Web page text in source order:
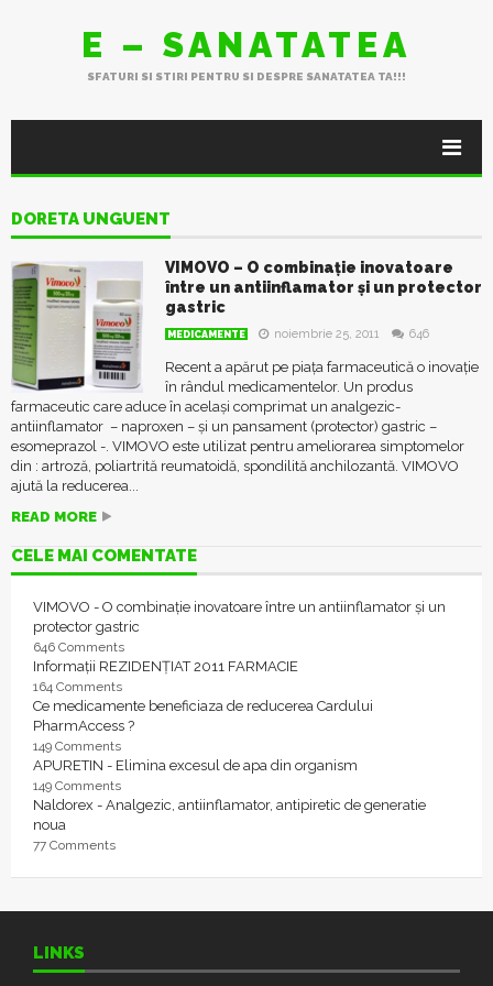
E – SANATATEA
SFATURI SI STIRI PENTRU SI DESPRE SANATATEA TA!!!
DORETA UNGUENT
VIMOVO – O combinație inovatoare
între un antiinflamator și un protector
gastric
MEDICAMENTE noiembrie 25, 2011 646
Recent a apărut pe piața farmaceutică o inovație
în rândul medicamentelor. Un produs
farmaceutic care aduce în același comprimat un analgezic-
antiinflamator – naproxen – și un pansament (protector) gastric –
esomeprazol -. VIMOVO este utilizat pentru ameliorarea simptomelor
din : artroză, poliartrită reumatoidă, spondilită anchilozantă. VIMOVO
ajută la reducerea...
READ MORE
CELE MAI COMENTATE
VIMOVO - O combinație inovatoare între un antiinflamator și un
protector gastric
646 Comments
Informații REZIDENȚIAT 2011 FARMACIE
164 Comments
Ce medicamente beneficiaza de reducerea Cardului
PharmAccess ?
149 Comments
APURETIN - Elimina excesul de apa din organism
149 Comments
Naldorex - Analgezic, antiinflamator, antipiretic de generatie
noua
77 Comments
LINKS